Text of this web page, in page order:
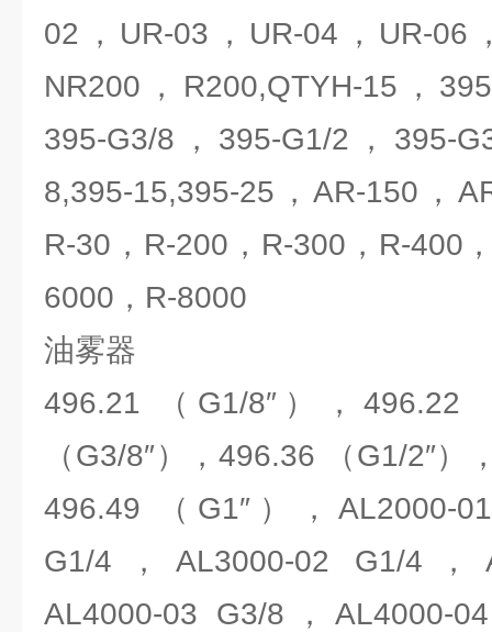
02，UR-03，UR-04，UR-06
NR200，R200,QTYH-15，
395-G3/8，395-G1/2，395-
8,395-15,395-25，AR-150，
R-30，R-200，R-300，R-400
6000，R-8000
油雾器
496.21 （G1/8″），496.22
（G3/8″），496.36 （G1/2″）
496.49 （G1″），AL2000-
G1/4，AL3000-02 G1/4，
AL4000-03 G3/8，AL4000-